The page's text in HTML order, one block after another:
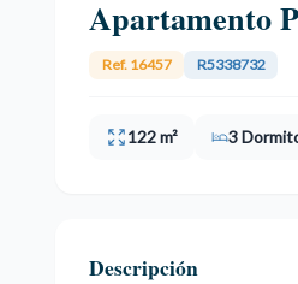
Apartamento
Ref. 16457 R5338732
122 m² 3
Descripción